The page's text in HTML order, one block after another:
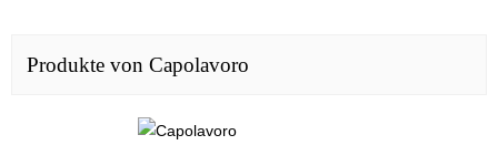
Produkte von Capolavoro